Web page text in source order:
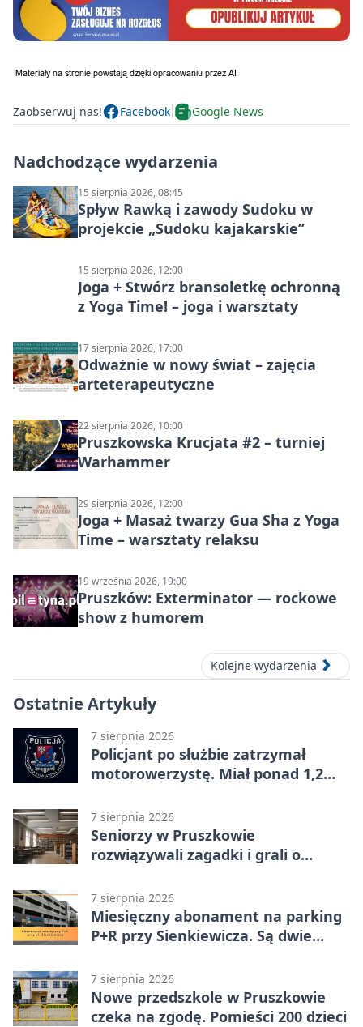
Zaobserwuj nas! Facebook Google News
Nadchodzące wydarzenia
15 sierpnia 2026, 08:45
Spływ Rawką i zawody Sudoku w
projekcie „Sudoku kajakarskie”
15 sierpnia 2026, 12:00
Joga + Stwórz bransoletkę ochronną
z Yoga Time! – joga i warsztaty
17 sierpnia 2026, 17:00
Odważnie w nowy świat – zajęcia
arteterapeutyczne
22 sierpnia 2026, 10:00
Pruszkowska Krucjata #2 – turniej
Warhammer
29 sierpnia 2026, 12:00
Joga + Masaż twarzy Gua Sha z Yoga
Time – warsztaty relaksu
19 września 2026, 19:00
Pruszków: Exterminator — rockowe
show z humorem
Kolejne wydarzenia
Ostatnie Artykuły
7 sierpnia 2026
Policjant po służbie zatrzymał
motorowerzystę. Miał ponad 1,2
7 sierpnia 2026
Seniorzy w Pruszkowie
rozwiązywali zagadki i grali o
7 sierpnia 2026
Miesięczny abonament na parking
P+R przy Sienkiewicza. Są dwie
7 sierpnia 2026
Nowe przedszkole w Pruszkowie
czeka na zgodę. Pomieści 200 dzieci